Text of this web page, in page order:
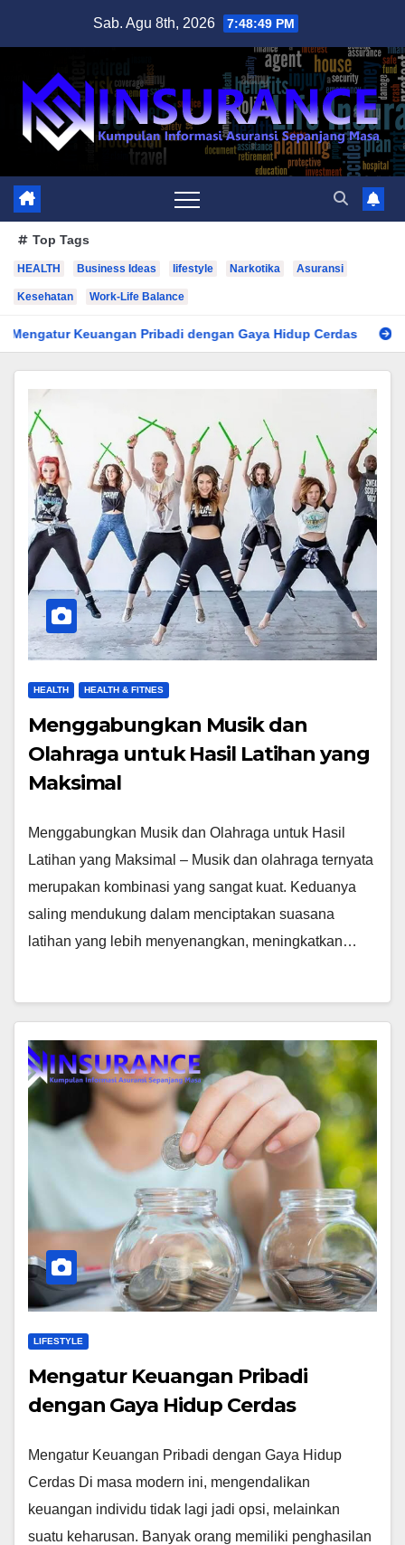
Sab. Agu 8th, 2026 7:48:51 PM
Top Tags
HEALTH Business Ideas lifestyle Narkotika Asuransi
Kesehatan Work-Life Balance
Pribadi dengan Gaya Hidup Cerdas Cara Efektif
HEALTH HEALTH & FITNES
Menggabungkan Musik dan
Olahraga untuk Hasil Latihan yang
Maksimal
Menggabungkan Musik dan Olahraga untuk Hasil
Latihan yang Maksimal – Musik dan olahraga ternyata
merupakan kombinasi yang sangat kuat. Keduanya
saling mendukung dalam menciptakan suasana
latihan yang lebih menyenangkan, meningkatkan…
LIFESTYLE
Mengatur Keuangan Pribadi
dengan Gaya Hidup Cerdas
Mengatur Keuangan Pribadi dengan Gaya Hidup
Cerdas Di masa modern ini, mengendalikan
keuangan individu tidak lagi jadi opsi, melainkan
suatu keharusan. Banyak orang memiliki penghasilan